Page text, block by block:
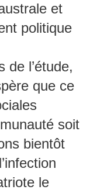
et
politique
de l’étude,
que ce
soit
bientôt
le